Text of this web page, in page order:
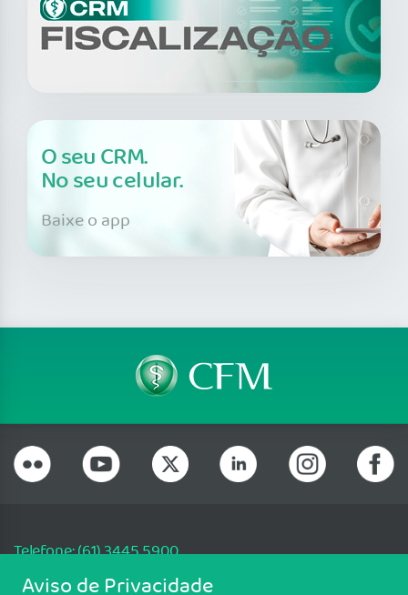
O seu CRM.
No seu celular.
Baixe o app
Telefone: (61) 3445 5900
Email: cfm@portalmedico.org.br
Aviso de Privacidade